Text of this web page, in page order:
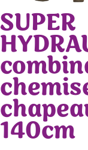
SUPER
140cm